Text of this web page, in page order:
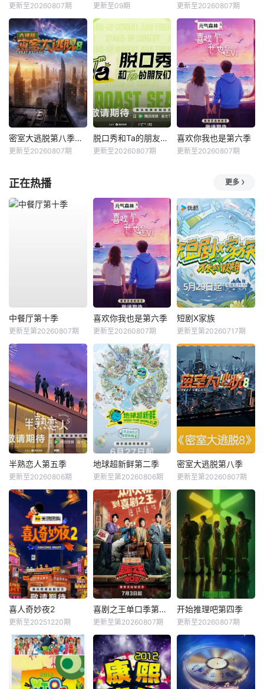
更新至20260807期 更新至09期 更新至20260807期
密室大逃脱第八季大神版
更新至20260807期
脱口秀和Ta的朋友们第三季
更新至20260807期
喜欢你我也是第六季
更新至20260807期
正在热播 更多
中餐厅第十季
更新至第20260807期
喜欢你我也是第六季
更新至20260807期
短剧X家族
更新至第20260717期
半熟恋人第五季
更新至20260806期
地球超新鲜第二季
更新至第20260806期
密室大逃脱第八季
更新至第20260807期
喜人奇妙夜2
更新至20251220期
喜剧之王单口季第三季
更新至第20260807期
开始推理吧第四季
更新至20260807期